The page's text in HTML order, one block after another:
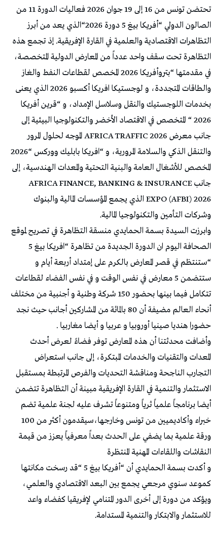
تحتضن تونس من 16 إلى 19 جوان 2026 فعاليات الدورة 11 من
الصالون الدولي “أفريكا بيغ 5 دورة 2026“الذي يعد من أبرز
التظاهرات الاقتصادية والعلمية في القارة الإفريقية. إذ تجمع هذه
التظاهرة تحت سقف واحد عدداً من المعارض الدولية المتخصصة،
في مقدمتها “بتروأفريكا 2026 المخصص لقطاعات النفط والغاز
والطاقات المتجددة، و لوجستيكا افريكا أكسبو 2026 الذي يعنى
بخدمات اللوجستيك والنقل وسلاسل الإمداد، و “قرين أفريكا
2026 “ المتخصص في الاقتصاد الأخضر والتكنولوجيا البيئية إلى
جانب معرض AFRICA TRAFFIC 2026 الموجه لحلول المرور
والتنقل الذكي والسلامة المرورية، و “افريكا بابليك ووركس “2026
المخصص للأشغال العامة والبنية التحتية والمعدات الهندسية، إلى
جانب AFRICA FINANCE, BANKING & INSURANCE
EXPO (AFBI) 2026 الذي يجمع المؤسسات المالية والبنوك
وشركات التأمين والتكنولوجيا المالية.
وابرزت السيدة بسمة الحمايدي منسقة التظاهرة في تصريح لموقع
الصحافة اليوم ان الدورة الجديدة من تظاهرة “افريكا بيغ 5
“ستنتظم في قصر المعارض بالكرم على إمتداد أربعة أيام و
ستتضمن 5 معارض في نفس الوقت و في نفس الفضاء لقطاعات
تتكامل فيما بينها بحضور 150 شركة وطنية و أجنبية من مختلف
أنحاء العالم مضيفة أن 80 بالمائة من المشاركين أجانب حيث نجد
حضورا هنديا صينيا أوروبيا و عربيا و أيضا مغاربيا .
وأضافت محدثتنا أن هذه المعارض توفر فضاءً لعرض أحدث
المعدات والتقنيات والخدمات المبتكرة، إلى جانب استعراض
التجارب الناجحة ومناقشة التحديات والفرص المرتبطة بمستقبل
الاستثمار والتنمية في القارة الإفريقية مبينة أن التظاهرة تتضمن
أيضا برنامجاً علمياً ثرياً ومتنوعاً تشرف عليه لجنة علمية تضم
خبراء وأكاديميين من تونس وخارجها،سيقدمون أكثر من 100
ورقة علمية بما يضفي على الحدث بعداً معرفياً يعزز من قيمة
النقاشات واللقاءات المهنية المنتظرة
و أكدت بسمة الحمايدي أن “أفريكا بيغ 5 “قد رسخت مكانتها
كموعد سنوي مرجعي يجمع بين البعد الاقتصادي والعلمي،
ويؤكد من دورة إلى أخرى الدور المتنامي لإفريقيا كفضاء واعد
للاستثمار والابتكار والتنمية المستدامة.